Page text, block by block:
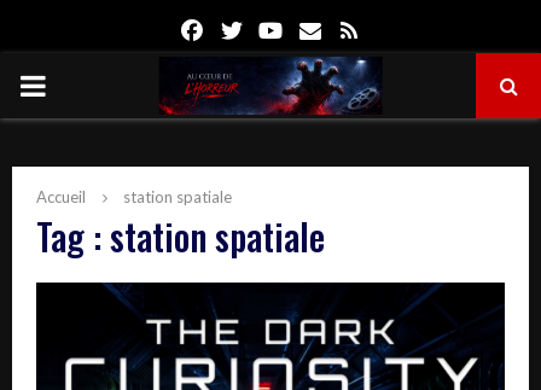
FacebookTwitterYoutube
Email
PRIMARY
Accueil station spatiale
Tag : station spatiale